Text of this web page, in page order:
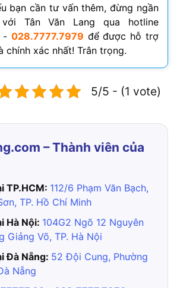
bạn cần tư vấn thêm, đừng ngần
Tân Văn Lang qua hotline
- 028.7777.7979 để được hỗ trợ
chính xác nhất! Trân trọng.
5/5 - (1 vote)
– Thành viên của
TP.HCM: 112/6 Phạm Văn Bạch,
TP. Hồ Chí Minh
Hà Nội: 104G2 Ngõ 12 Nguyên
Giảng Võ, TP. Hà Nội
Đà Nẵng: 52 Đội Cung, Phường
Nẵng